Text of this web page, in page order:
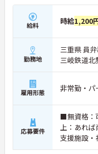
給料 時給1,200
勤務地
三重県 員
三岐鉄道
雇用形態 非常勤・パ
応募要件
■無資格：
上：あれ
支援施設・
あれば尚可